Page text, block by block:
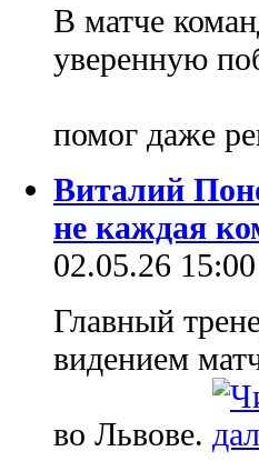
В матче
уверенную
помог даже
Виталий
не каждая
02.05.26 15:00
Главный
видением
во Львове.